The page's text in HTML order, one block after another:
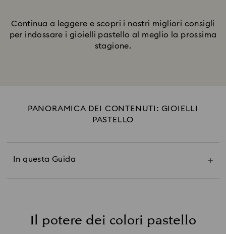
Continua a leggere e scopri i nostri migliori consigli
per indossare i gioielli pastello al meglio la prossima
stagione.
PANORAMICA DEI CONTENUTI: GIOIELLI
PASTELLO
In questa Guida
Rosa pastello e rosa cipria
Verde e blu pastello
Lavanda e lilla pastello
Il potere dei colori pastello